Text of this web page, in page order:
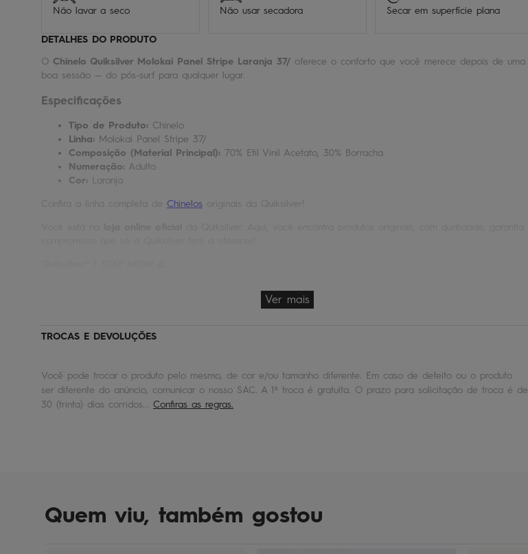
Não lavar a seco Não usar secadora Secar em superfície plana
DETALHES DO PRODUTO
O Chinelo Quiksilver Molokai Panel Stripe Laranja 37/ oferece o conforto que você merece depois de uma
boa sessão — do pós-surf para qualquer lugar.
Especificações
Tipo de Produto: Chinelo
Linha: Molokai Panel Stripe 37/
Composição (Material Principal): 70% Etil Vinil Acetato, 30% Borracha
Numeração: Adulto
Cor: Laranja
Confira a linha completa de Chinelos originais da Quiksilver!
Ver mais
TROCAS E DEVOLUÇÕES
Você pode trocar o produto pelo mesmo, de cor e/ou tamanho diferente. Em caso de defeito ou o produto
ser diferente do anúncio, comunicar o nosso SAC. A 1ª troca é gratuita. O prazo para solicitação de troca é de
30 (trinta) dias corridos... Confiras as regras.
Quem viu, também gostou